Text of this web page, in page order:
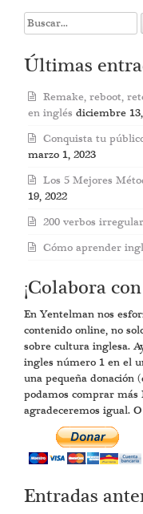
Search
for:
Últimas
Remake, reboot,
en inglés diciembre
Conquista tu
marzo 1, 2023
Los 5 Mejores
19, 2022
200 verbos
Cómo aprender
¡Colabora
En Yentelman nos
contenido online, no
sobre cultura inglesa.
ingles número 1 en el
una pequeña donación
podamos comprar más
agradeceremos igual.
Entradas